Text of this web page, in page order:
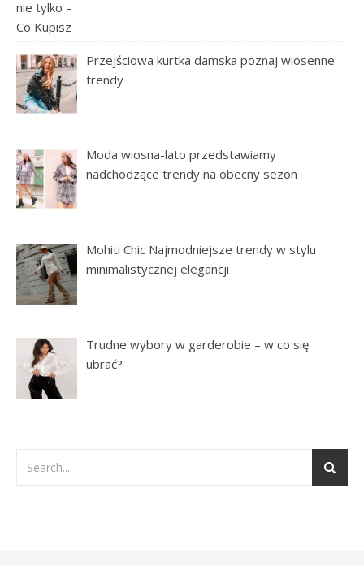
Przejściowa kurtka damska poznaj wiosenne
trendy
Moda wiosna-lato przedstawiamy
nadchodzące trendy na obecny sezon
Mohiti Chic Najmodniejsze trendy w stylu
minimalistycznej elegancji
Trudne wybory w garderobie – w co się
ubrać?